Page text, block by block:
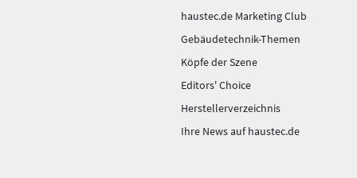
haustec.de Marketing Club
Gebäudetechnik-Themen
Köpfe der Szene
Editors' Choice
Herstellerverzeichnis
Ihre News auf haustec.de